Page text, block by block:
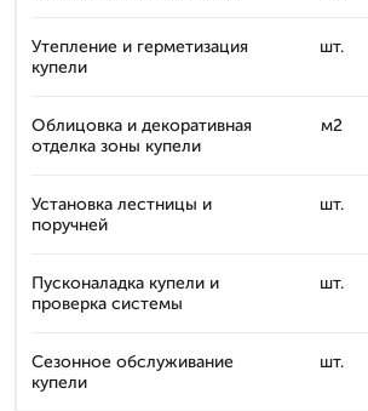
Утепление и герметизация
купели
шт.
Облицовка и декоративная
отделка зоны купели
м2
Установка лестницы и
поручней
шт.
Пусконаладка купели и
проверка системы
шт.
Сезонное обслуживание
купели
шт.